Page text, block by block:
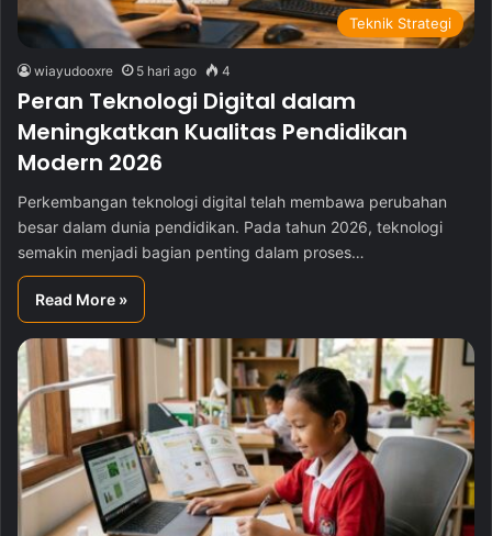
Teknik Strategi
wiayudooxre 5 hari ago 4
Peran Teknologi Digital dalam
Meningkatkan Kualitas Pendidikan
Modern 2026
Perkembangan teknologi digital telah membawa perubahan
besar dalam dunia pendidikan. Pada tahun 2026, teknologi
semakin menjadi bagian penting dalam proses…
Read More »